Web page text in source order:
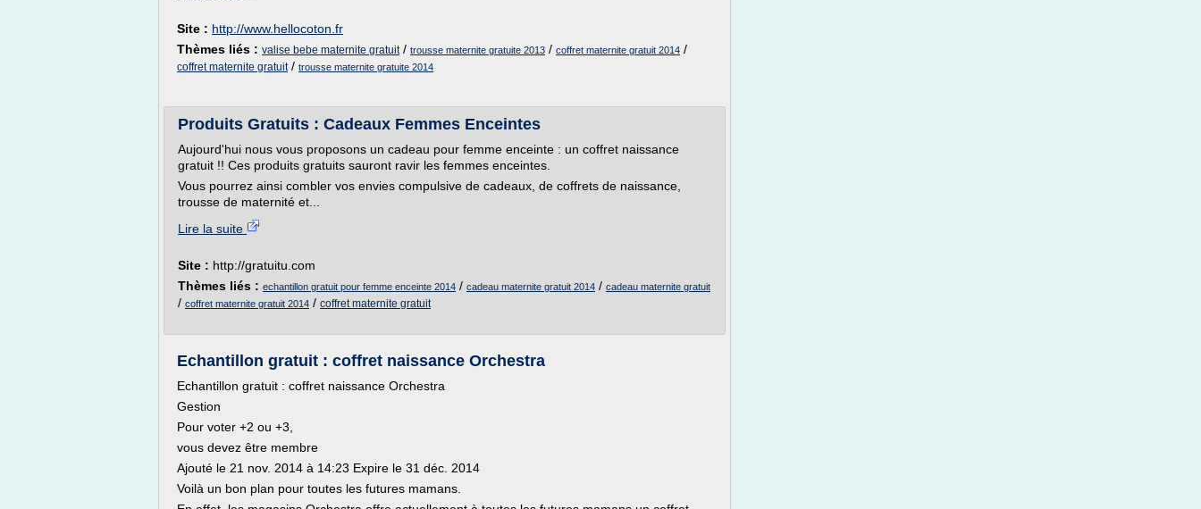
Site : http://www.hellocoton.fr
Thèmes liés : valise bebe maternite gratuit/ trousse maternite gratuite 2013 / coffret maternite gratuit 2014 /
coffret maternite gratuit/ trousse maternite gratuite 2014
Produits Gratuits : Cadeaux Femmes Enceintes
Aujourd'hui nous vous proposons un cadeau pour femme enceinte : un coffret naissance
gratuit !! Ces produits gratuits sauront ravir les femmes enceintes.
Vous pourrez ainsi combler vos envies compulsive de cadeaux, de coffrets de naissance,
trousse de maternité et...
Lire la suite
Site : http://gratuitu.com
Thèmes liés : echantillon gratuit pour femme enceinte 2014 / cadeau maternite gratuit 2014 / cadeau maternite gratuit
/ coffret maternite gratuit 2014 / coffret maternite gratuit
Echantillon gratuit : coffret naissance Orchestra
Echantillon gratuit : coffret naissance Orchestra
Gestion
Pour voter +2 ou +3,
vous devez être membre
Ajouté le 21 nov. 2014 à 14:23 Expire le 31 déc. 2014
Voilà un bon plan pour toutes les futures mamans.